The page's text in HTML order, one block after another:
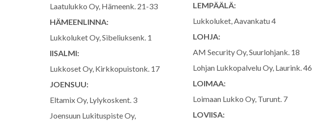
Laatulukko Oy, Hämeenk. 21-33
HÄMEENLINNA:
Lukkoluket Oy, Sibeliuksenk. 1
IISALMI:
Lukkoset Oy, Kirkkopuistonk. 17
JOENSUU:
Eltamix Oy, Lylykoskent. 3
Joensuun Lukituspiste Oy,
LEMPÄÄLÄ:
Lukkoluket, Aavankatu 4
LOHJA:
AM Security Oy, Suurlohjank. 18
Lohjan Lukkopalvelu Oy, Laurink. 46
LOIMAA:
Loimaan Lukko Oy, Turunt. 7
LOVIISA: